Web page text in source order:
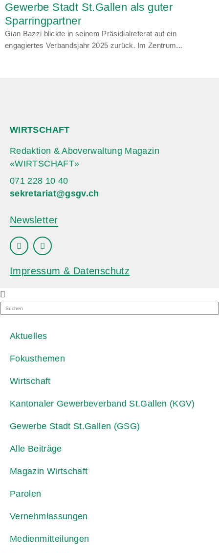
Gewerbe Stadt St.Gallen als guter
Sparringpartner
Gian Bazzi blickte in seinem Präsidialreferat auf ein
engagiertes Verbandsjahr 2025 zurück. Im Zentrum...
WIRTSCHAFT
Redaktion & Aboverwaltung Magazin
«WIRTSCHAFT»
071 228 10 40
sekretariat@gsgv.ch
Newsletter
Impressum & Datenschutz
Aktuelles
Fokusthemen
Wirtschaft
Kantonaler Gewerbeverband St.Gallen (KGV)
Gewerbe Stadt St.Gallen (GSG)
Alle Beiträge
Magazin Wirtschaft
Parolen
Vernehmlassungen
Medienmitteilungen